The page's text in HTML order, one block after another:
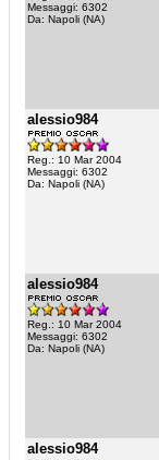
Messaggi: 6302
Da: Napoli (NA)
alessio984
Reg.: 10 Mar 2004
Messaggi: 6302
Da: Napoli (NA)
alessio984
Reg.: 10 Mar 2004
Messaggi: 6302
Da: Napoli (NA)
alessio984